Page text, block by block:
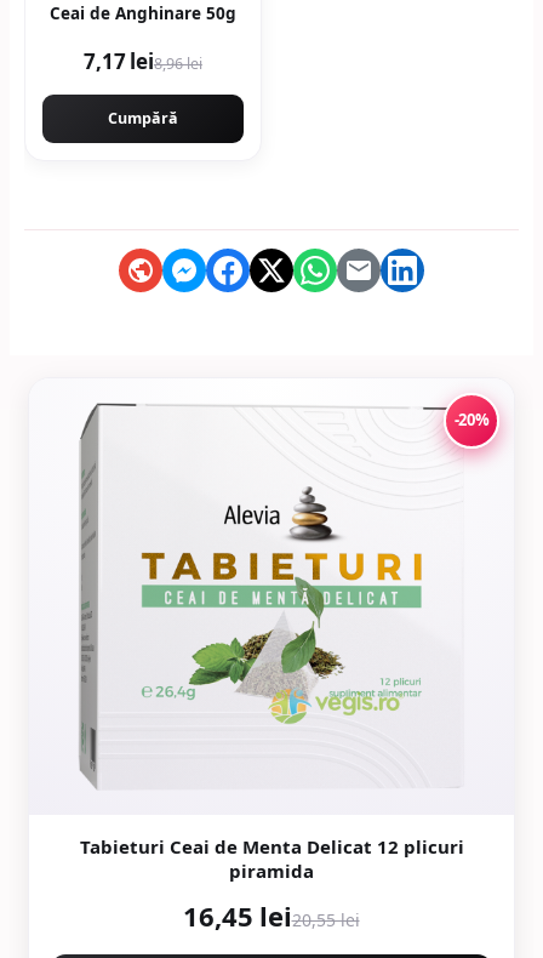
Ceai de Anghinare 50g
7,17 lei8,96 lei
Cumpără
-20%
Tabieturi Ceai de Menta Delicat 12 plicuri
piramida
16,45 lei20,55 lei